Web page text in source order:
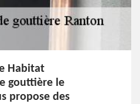
Habitat
gouttière le
propose des